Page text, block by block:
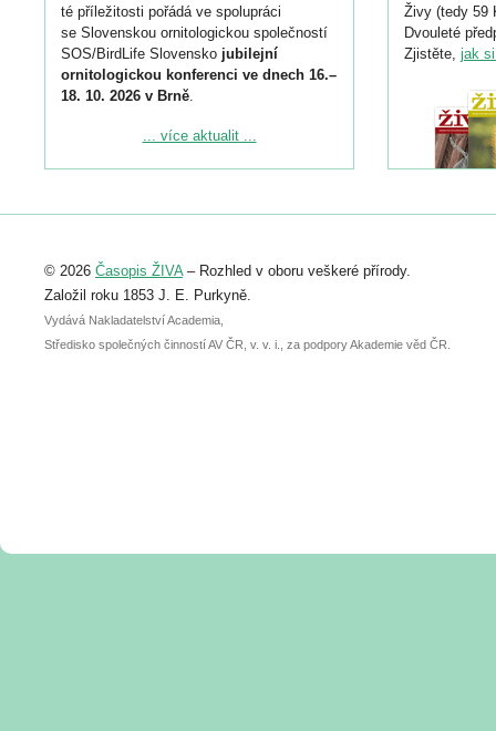
té příležitosti pořádá ve spolupráci
se Slovenskou ornitologickou společností
SOS/BirdLife Slovensko jubilejní
ornitologickou konferenci ve dnech 16.–
18. 10. 2026 v Brně.
Podrobnější informace ke konferenci
Registrovat se můžete do 6. září.
abstraktu přihlášené přednášky nebo
posteru je už 30. června.
... více aktualit ...
Živy (tedy 59
Dvouleté
Zjistěte, jak
© 2026 Časopis ŽIVA– Rozhled v oboru veškeré přírody.
Založil roku 1853 J. E. Purkyně.
Vydává Nakladatelství Academia,
Středisko společných činností AV ČR, v. v. i., za podpory Akademie věd ČR.